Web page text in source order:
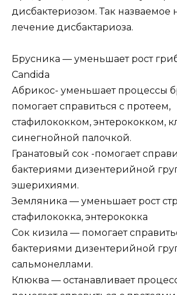
дисбактериозом. Так назваемое
лечение дисбактариоза.
Брусника — уменьшает рост
Candida
Абрикос- уменьшает процессы
помогает справиться с протеем,
стафилококком, энтерококком,
синегнойной палочкой.
Гранатовый сок -помогает
бактериями дизентерийной
эшерихиями.
Земляника — уменьшает рост
стафилококка, энтерококка
Сок кизила — помогает
бактериями дизентерийной
сальмонеллами.
Клюква — останавливает